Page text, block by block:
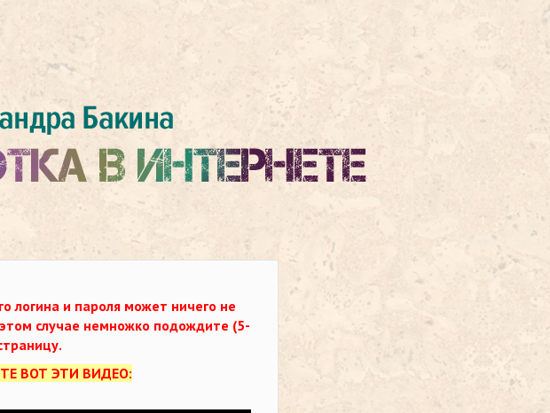
логина и пароля может ничего не
случае немножко подождите (5-
ВОТ ЭТИ ВИДЕО: